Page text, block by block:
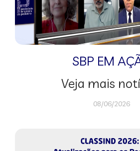
SBP EM
Veja mais
08/06/2026